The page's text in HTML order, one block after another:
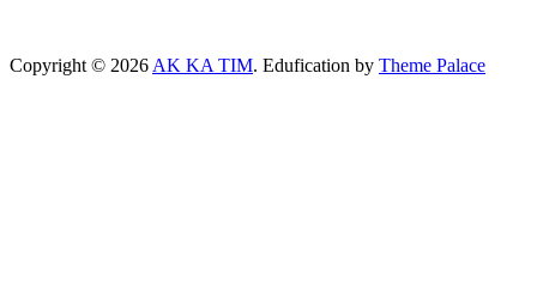
Copyright © 2026 AK KA TIM. Edufication by Theme Palace